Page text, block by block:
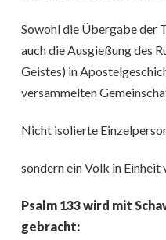
Sowohl die Übergabe der
auch die Ausgießung des
Geistes) in
versammelten
Nicht isolierte
sondern ein Volk in Einheit
Psalm 133 wird mit
gebracht: